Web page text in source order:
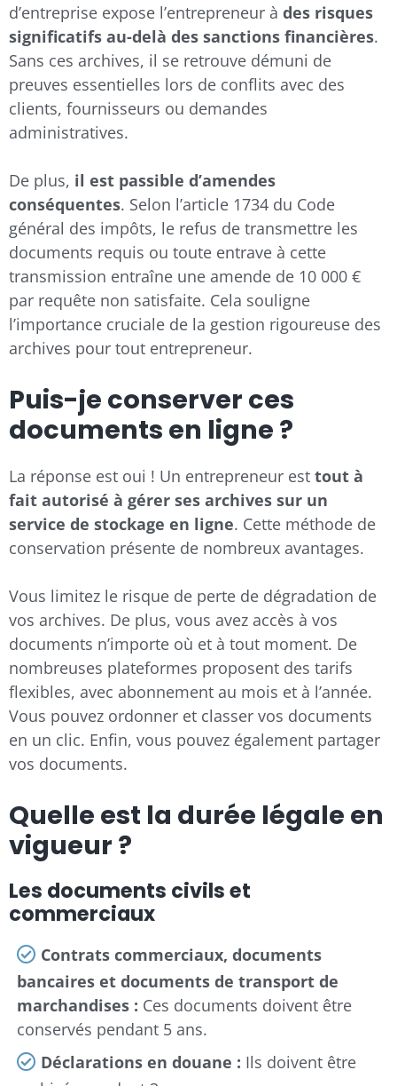
d’entreprise expose l’entrepreneur à des risques
significatifs au-delà des sanctions financières.
Sans ces archives, il se retrouve démuni de
preuves essentielles lors de conflits avec des
clients, fournisseurs ou demandes
administratives.
De plus, il est passible d’amendes
conséquentes. Selon l’article 1734 du Code
général des impôts, le refus de transmettre les
documents requis ou toute entrave à cette
transmission entraîne une amende de 10 000 €
par requête non satisfaite. Cela souligne
l’importance cruciale de la gestion rigoureuse des
archives pour tout entrepreneur.
Puis-je conserver ces
documents en ligne ?
La réponse est oui ! Un entrepreneur est tout à
fait autorisé à gérer ses archives sur un
service de stockage en ligne. Cette méthode de
conservation présente de nombreux avantages.
Vous limitez le risque de perte de dégradation de
vos archives. De plus, vous avez accès à vos
documents n’importe où et à tout moment. De
nombreuses plateformes proposent des tarifs
flexibles, avec abonnement au mois et à l’année.
Vous pouvez ordonner et classer vos documents
en un clic. Enfin, vous pouvez également partager
vos documents.
Quelle est la durée légale en
vigueur ?
Les documents civils et
commerciaux
Contrats commerciaux, documents
bancaires et documents de transport de
marchandises : Ces documents doivent être
conservés pendant 5 ans.
Déclarations en douane : Ils doivent être